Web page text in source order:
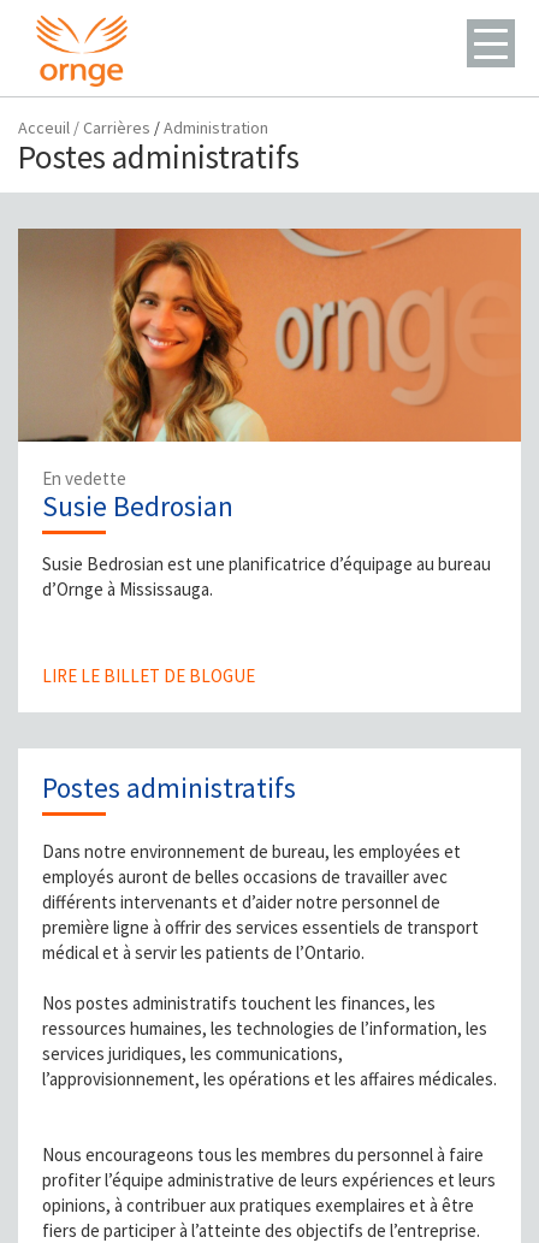
Acceuil / Carrières /Administration
Postes administratifs
En vedette
Susie Bedrosian
Susie Bedrosian est une planificatrice d’équipage au bureau
d’Ornge à Mississauga.
LIRE LE BILLET DE BLOGUE
Postes administratifs
Dans notre environnement de bureau, les employées et
employés auront de belles occasions de travailler avec
différents intervenants et d’aider notre personnel de
première ligne à offrir des services essentiels de transport
médical et à servir les patients de l’Ontario.
Nos postes administratifs touchent les finances, les
ressources humaines, les technologies de l’information, les
services juridiques, les communications,
l’approvisionnement, les opérations et les affaires médicales.
Nous encourageons tous les membres du personnel à faire
profiter l’équipe administrative de leurs expériences et leurs
opinions, à contribuer aux pratiques exemplaires et à être
fiers de participer à l’atteinte des objectifs de l’entreprise.